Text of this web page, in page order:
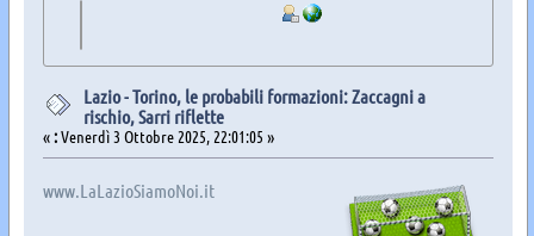
Lazio - Torino, le probabili formazioni: Zaccagni a
rischio, Sarri riflette
«:Venerdì 3 Ottobre 2025, 22:01:05 »
www.LaLazioSiamoNoi.it